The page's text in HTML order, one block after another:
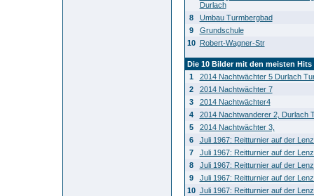
Durlach
8
Umbau Turmbergbad
9
Grundschule
10
Robert-Wagner-Str
Die 10 Bilder mit den meisten Hits
1
2014 Nachtwächter 5 Durlach
2
2014 Nachtwächter 7
3
2014 Nachtwächter4
4
2014 Nachtwanderer 2, Durlach
5
2014 Nachtwächter 3,
6
Juli 1967: Reitturnier auf der
7
Juli 1967: Reitturnier auf der
8
Juli 1967: Reitturnier auf der
9
Juli 1967: Reitturnier auf der
10 Juli 1967: Reitturnier auf der